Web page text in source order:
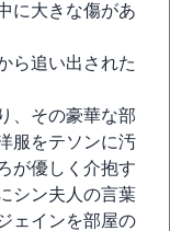
に大きな傷があ
ら追い出された
、その豪華な部
服をテソンに汚
が優しく介抱す
シン夫人の言葉
ェインを部屋の